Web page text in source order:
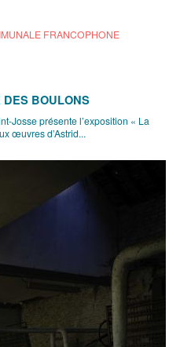
FRANCOPHONE
DES BOULONS
Josse présente l’exposition « La
œuvres d’Astrid...